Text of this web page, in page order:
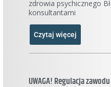
zdrowia psychicznego
konsultantami
Czytaj więcej
UWAGA! Regulacja zawodu